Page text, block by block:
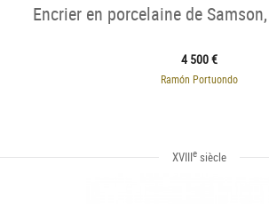
Encrier en porcelaine de
4 500 €
Ramón Portuondo
XVIIIesiècle